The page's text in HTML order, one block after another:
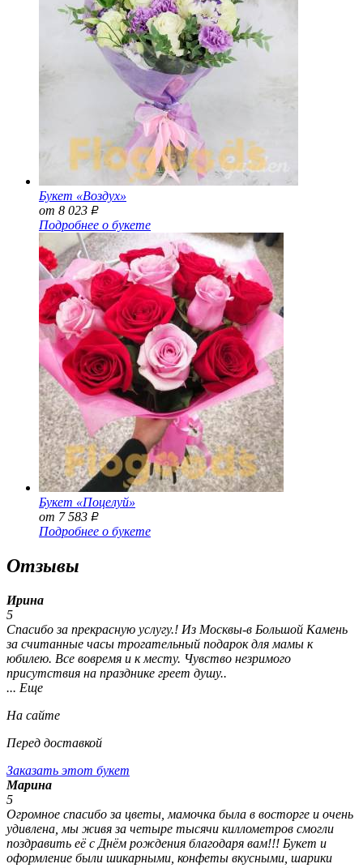
Букет «Воздух»
от 8 023 Р
Подробнее о букете
Букет «Поцелуй»
от 7 583 Р
Подробнее о букете
Отзывы
Ирина
5
Спасибо за прекрасную услугу.! Из Москвы-в Большой Камень
за считанные часы трогательный подарок для мамы к
юбилею. Все вовремя и к месту. Чувство незримого
присутствия на празднике греет душу..
... Еще
На сайте
Перед доставкой
Заказать этот букет
Марина
5
Огромное спасибо за цветы, мамочка была в восторге и очень
удивлена, мы живя за четыре тысячи киллометров смогли
поздравить её с Днём рождения благодаря вам!!! Букет и
оформление были шикарными, конфеты вкусными, шарики